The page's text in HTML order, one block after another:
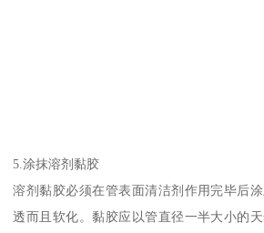
5.涂抹溶剂黏胶
溶剂黏胶必须在管表面清洁剂作用完毕后
透而且软化。黏胶应以管直径一半大小的